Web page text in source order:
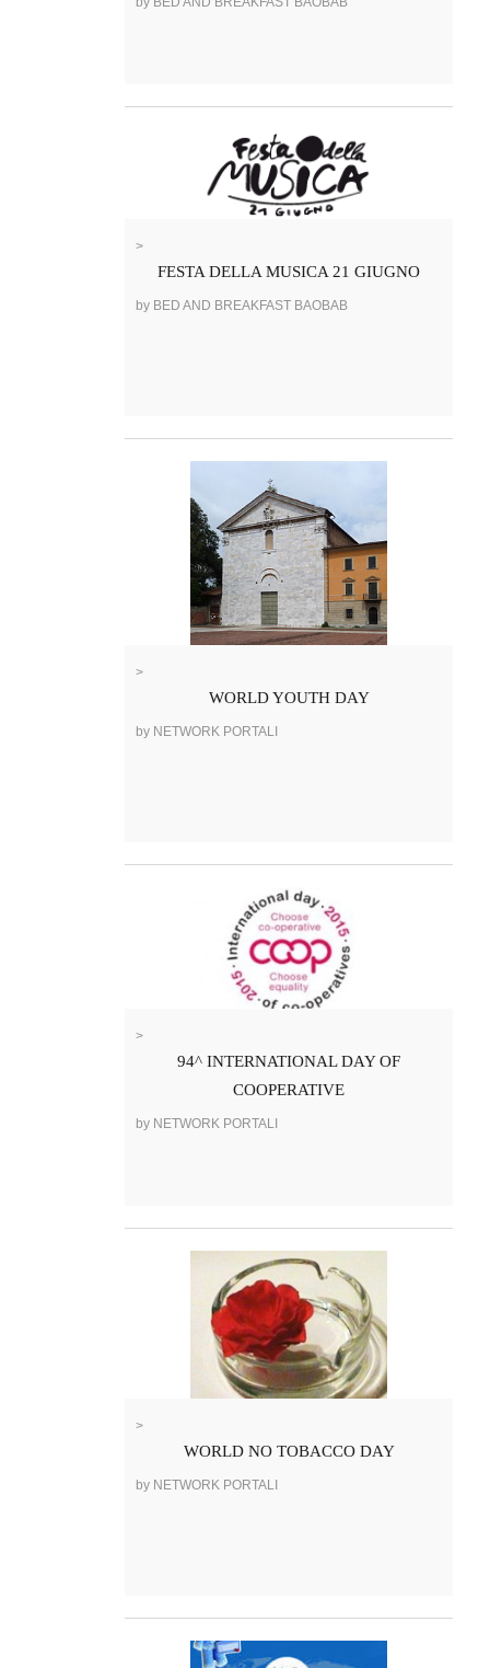
>
FESTA DELLA MUSICA 21 GIUGNO
by BED AND BREAKFAST BAOBAB
>
WORLD YOUTH DAY
by NETWORK PORTALI
>
94^ INTERNATIONAL DAY OF
COOPERATIVE
by NETWORK PORTALI
>
WORLD NO TOBACCO DAY
by NETWORK PORTALI